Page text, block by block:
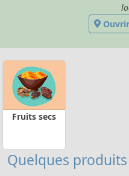
Fruits secs
Quelques